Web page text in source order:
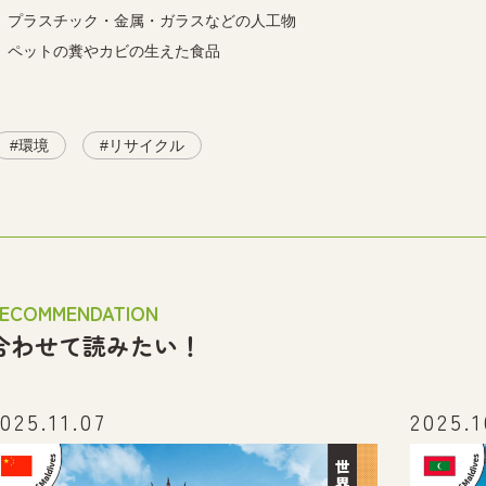
プラスチック・金属・ガラスなどの人工物
ペットの糞やカビの生えた食品
環境 リサイクル
わせて読みたい！